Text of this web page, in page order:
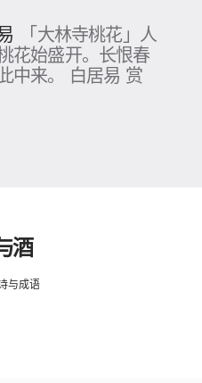
「大林寺桃花」人
花始盛开。长恨春
中来。 白居易 赏
酒
与成语